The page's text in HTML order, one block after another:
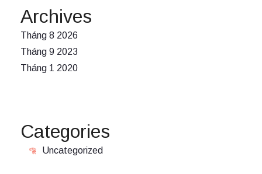
Archives
Tháng 8 2026
Tháng 9 2023
Tháng 1 2020
Categories
Uncategorized